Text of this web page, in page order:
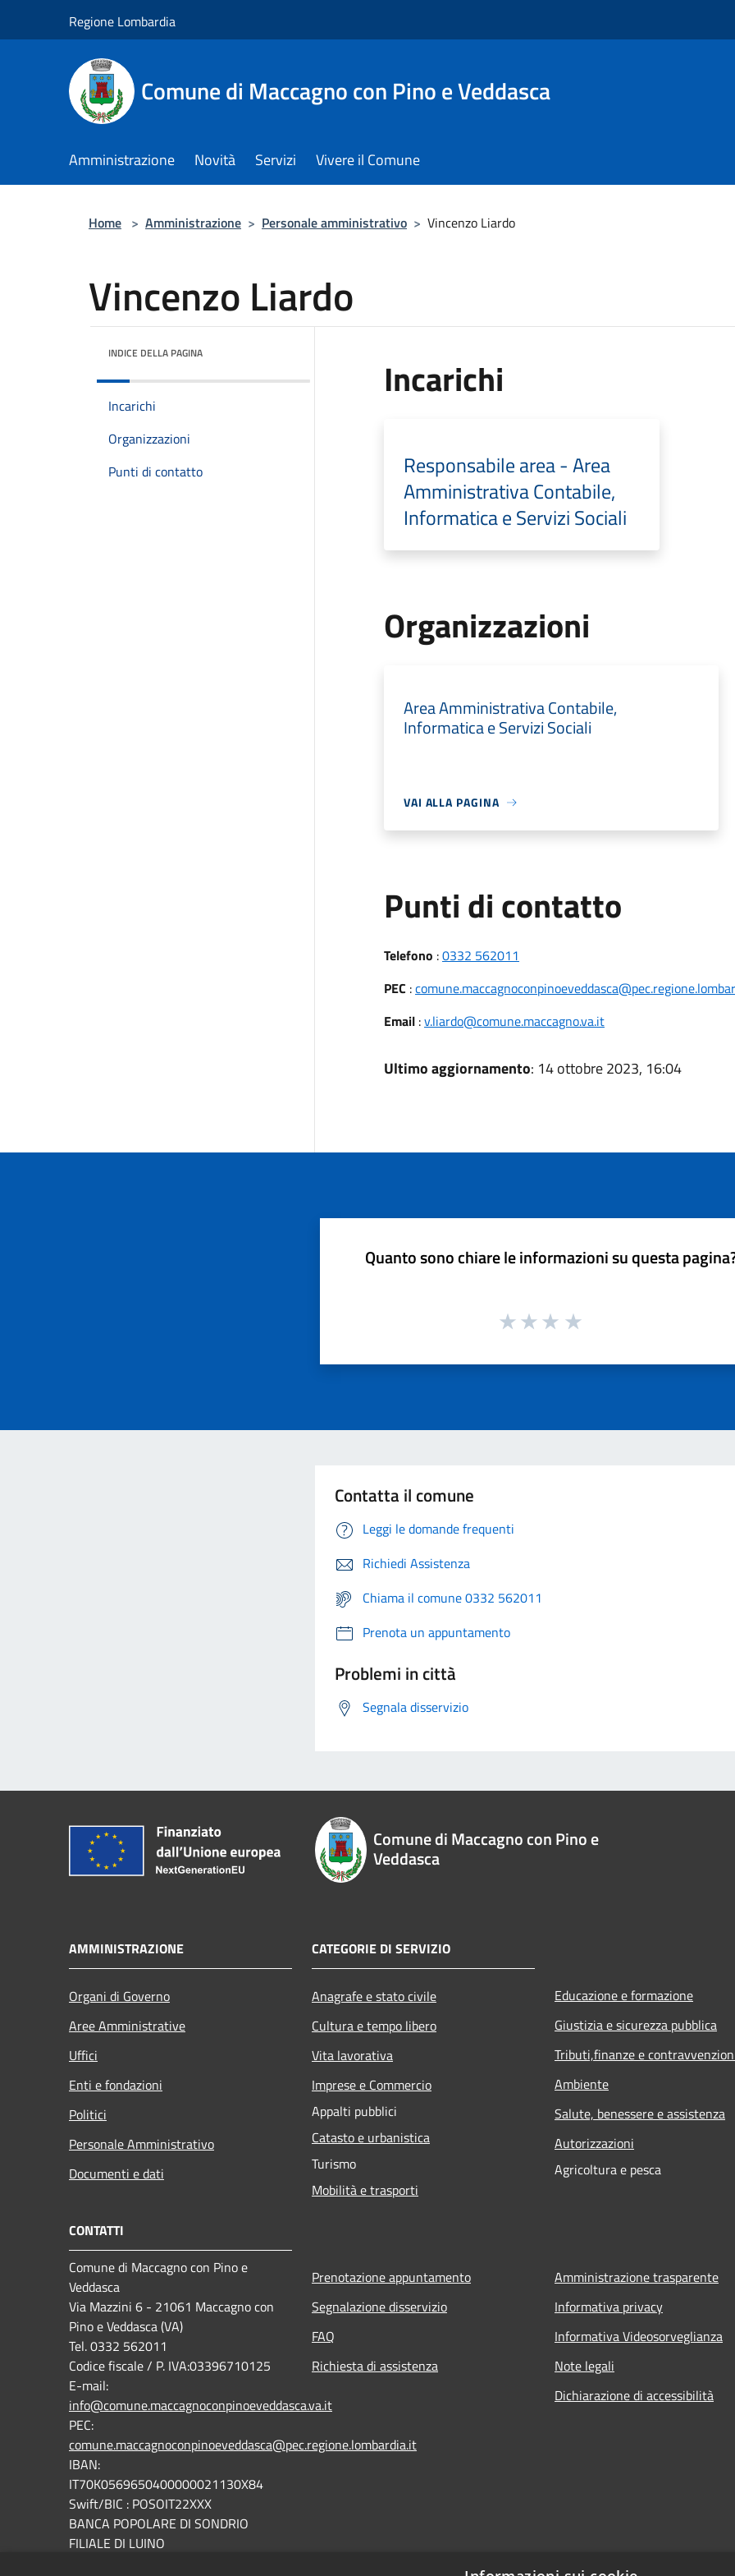
Regione Lombardia
Comune di Maccagno con Pino e Veddasca
Amministrazione Novità Servizi Vivere il Comune
Home > Amministrazione > Personale amministrativo > Vincenzo Liardo
Vincenzo Liardo
INDICE DELLA PAGINA
Incarichi
Organizzazioni
Punti di contatto
Incarichi
Responsabile area - Area
Amministrativa Contabile,
Informatica e Servizi Sociali
Organizzazioni
Area Amministrativa Contabile,
Informatica e Servizi Sociali
VAI ALLA PAGINA
Punti di contatto
Telefono :0332 562011
PEC :
Email:v.liardo@comune.maccagno.va.it
Ultimo aggiornamento: 14 ottobre 2023, 16:04
Quanto sono chiare le informazioni su questa
Contatta il comune
Leggi le domande frequenti
Richiedi Assistenza
Chiama il comune 0332 562011
Prenota un appuntamento
Problemi in città
Segnala disservizio
Comune di Maccagno con Pino e
Veddasca
AMMINISTRAZIONE
Organi di Governo
Aree Amministrative
Uffici
Enti e fondazioni
Politici
Personale Amministrativo
Documenti e dati
CATEGORIE DI SERVIZIO
Anagrafe e stato civile
Cultura e tempo libero
Vita lavorativa
Imprese e Commercio
Appalti pubblici
Catasto e urbanistica
Turismo
Mobilità e trasporti
Educazione e formazione
Giustizia e sicurezza pubblica
Tributi,finanze e
Ambiente
Salute, benessere e assistenza
Autorizzazioni
Agricoltura e pesca
CONTATTI
Comune di Maccagno con Pino e
Veddasca
Via Mazzini 6 - 21061 Maccagno con
Pino e Veddasca (VA)
Tel. 0332 562011
Codice fiscale / P. IVA:03396710125
E-mail:
info@comune.maccagnoconpinoeveddasca.va.it
PEC:
comune.maccagnoconpinoeveddasca@pec.regione.lombardia.it
IBAN:
IT70K0569650400000021130X84
Swift/BIC : POSOIT22XXX
BANCA POPOLARE DI SONDRIO
FILIALE DI LUINO
Prenotazione appuntamento
Segnalazione disservizio
FAQ
Richiesta di assistenza
Amministrazione trasparente
Informativa privacy
Informativa Videosorveglianza
Note legali
Dichiarazione di accessibilità